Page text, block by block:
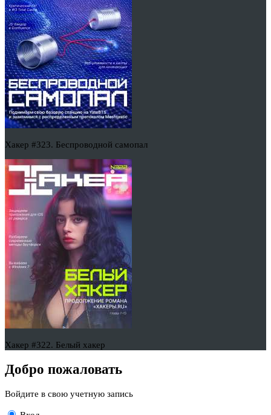
Хакер #323. Беспроводной самопал
Хакер #322. Белый хакер
Добро пожаловать
Войдите в свою учетную запись